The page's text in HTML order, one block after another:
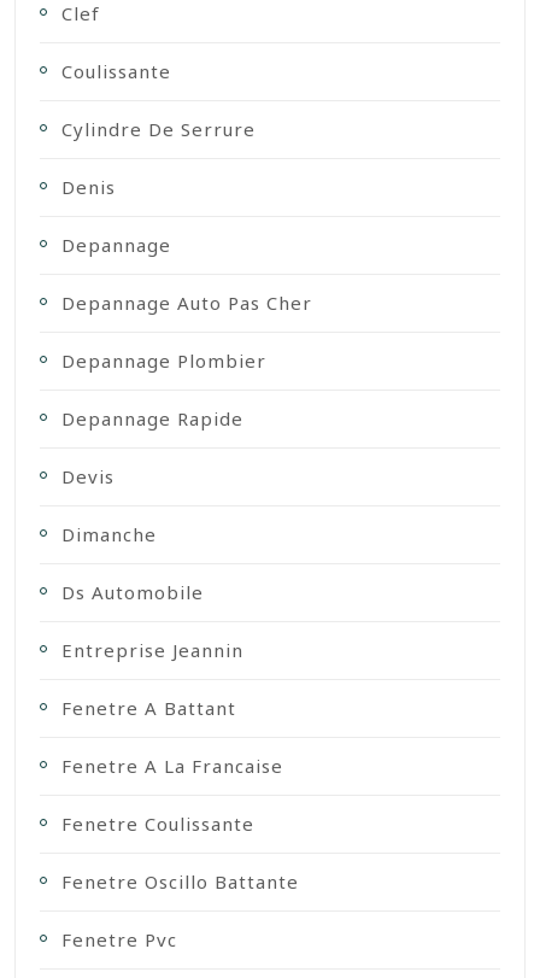
Clef
Coulissante
Cylindre De Serrure
Denis
Depannage
Depannage Auto Pas Cher
Depannage Plombier
Depannage Rapide
Devis
Dimanche
Ds Automobile
Entreprise Jeannin
Fenetre A Battant
Fenetre A La Francaise
Fenetre Coulissante
Fenetre Oscillo Battante
Fenetre Pvc